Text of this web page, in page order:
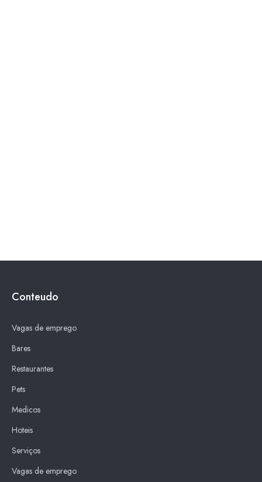
Conteudo
Vagas de emprego
Bares
Restaurantes
Pets
Medicos
Hoteis
Serviços
Vagas de emprego